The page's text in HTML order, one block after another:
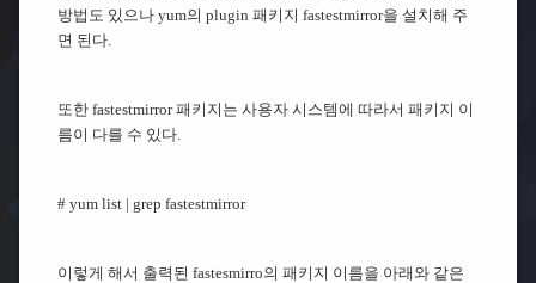
방법도 있으나 yum의 plugin 패키지 fastestmirror을 설치해 주
면 된다.
또한 fastestmirror 패키지는 사용자 시스템에 따라서 패키지 이
름이 다를 수 있다.
# yum list | grep fastestmirror
이렇게 해서 출력된 fastesmirro의 패키지 이름을 아래와 같은